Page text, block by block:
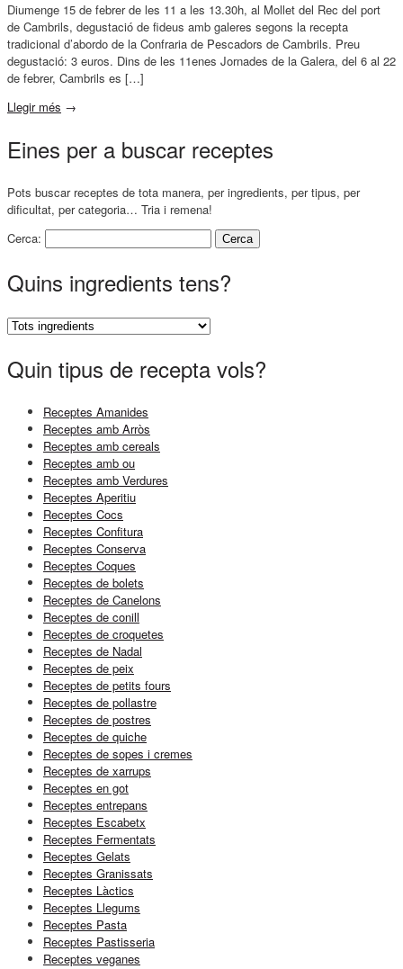
Diumenge 15 de febrer de les 11 a les 13.30h, al Mollet del Rec del port
de Cambrils, degustació de fideus amb galeres segons la recepta
tradicional d’abordo de la Confraria de Pescadors de Cambrils. Preu
degustació: 3 euros. Dins de les 11enes Jornades de la Galera, del 6 al 22
de febrer, Cambrils es […]
Llegir més →
Eines per a buscar receptes
Pots buscar receptes de tota manera, per ingredients, per tipus, per
dificultat, per categoria… Tria i remena!
Cerca:
Quins ingredients tens?
Quin tipus de recepta vols?
Receptes Amanides
Receptes amb Arròs
Receptes amb cereals
Receptes amb ou
Receptes amb Verdures
Receptes Aperitiu
Receptes Cocs
Receptes Confitura
Receptes Conserva
Receptes Coques
Receptes de bolets
Receptes de Canelons
Receptes de conill
Receptes de croquetes
Receptes de Nadal
Receptes de peix
Receptes de petits fours
Receptes de pollastre
Receptes de postres
Receptes de quiche
Receptes de sopes i cremes
Receptes de xarrups
Receptes en got
Receptes entrepans
Receptes Escabetx
Receptes Fermentats
Receptes Gelats
Receptes Granissats
Receptes Làctics
Receptes Llegums
Receptes Pasta
Receptes Pastisseria
Receptes veganes